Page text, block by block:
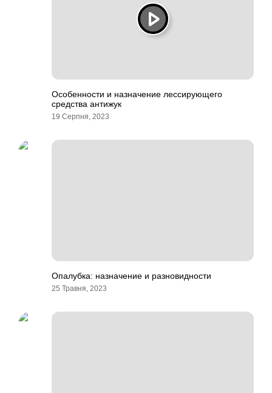
Особенности и назначение лессирующего
средства антижук
19 Серпня, 2023
Опалубка: назначение и разновидности
25 Травня, 2023